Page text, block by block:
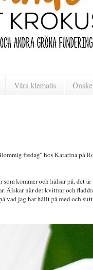
Våra klematis
fredag" hos Katarina på
kommer och hälsar på, det
Älskar när det kvittrar och
vad jag har hållt på med och